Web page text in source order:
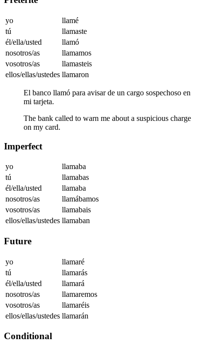
yo
llamé
tú
llamaste
él/ella/usted
llamó
nosotros/as
llamamos
vosotros/as
llamasteis
ellos/ellas/ustedes llamaron
El banco llamó para avisar de un cargo sospechoso en
mi tarjeta.
The bank called to warn me about a suspicious charge
on my card.
Imperfect
yo
llamaba
tú
llamabas
él/ella/usted
llamaba
nosotros/as
llamábamos
vosotros/as
llamabais
ellos/ellas/ustedes llamaban
Future
yo
llamaré
tú
llamarás
él/ella/usted
llamará
nosotros/as
llamaremos
vosotros/as
llamaréis
ellos/ellas/ustedes llamarán
Conditional